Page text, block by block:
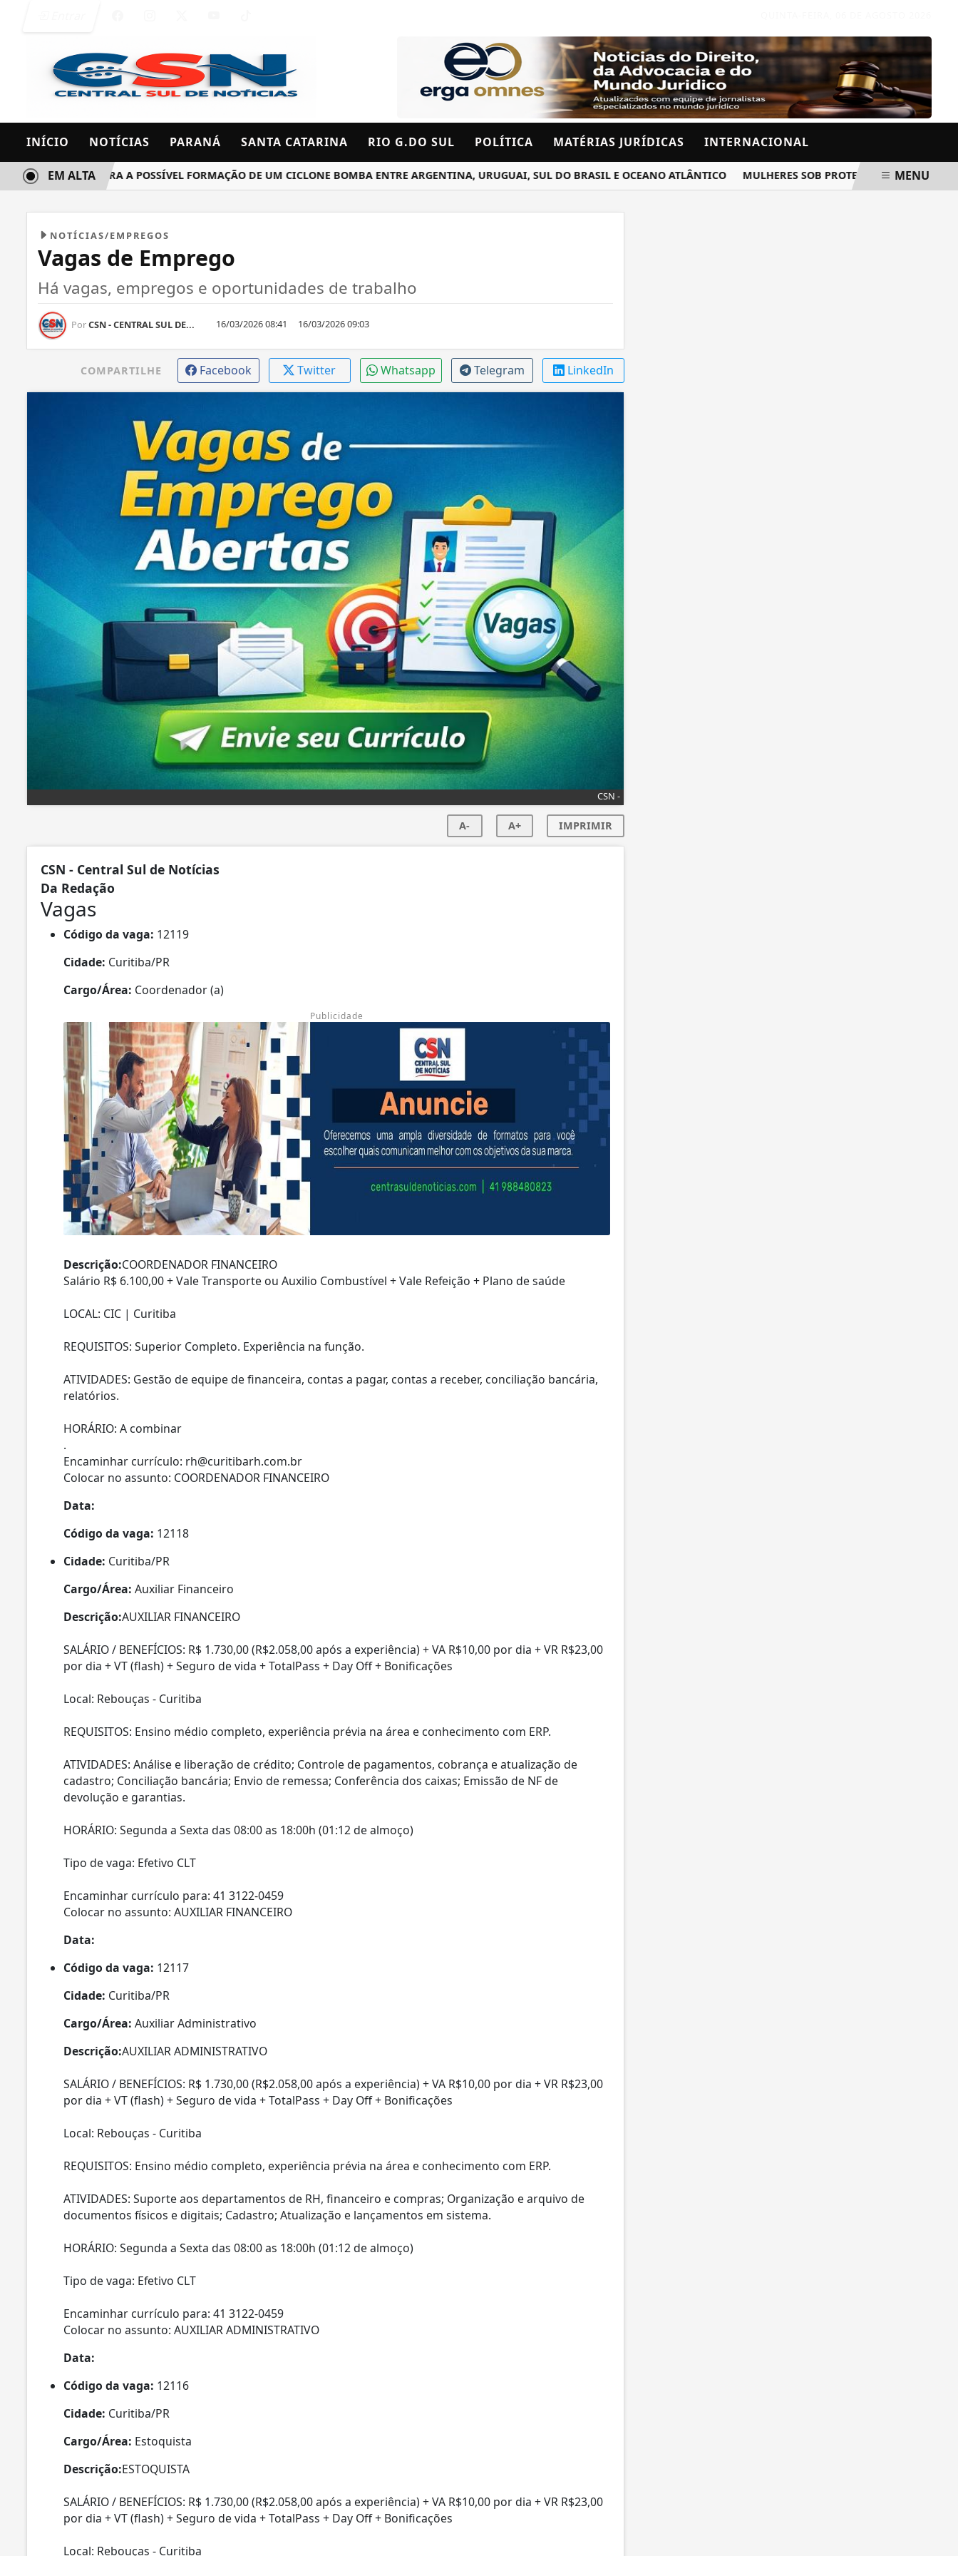
INÍCIO NOTÍCIAS PARANÁ SANTA CATARINA RIO G.DO SUL POLÍTICA MATÉRIAS JURÍDICAS INTERNACIONAL
INMET MONITORA A POSSÍVEL FORMAÇÃO DE UM CICLONE BOMBA ENTRE ARGENTINA, URUGUAI, SUL DO BRASIL E OCEANO ATLÂNTICO MULHERES SOB PROTEÇÃO RECEBERÃO AVISO
EM ALTA MENU
NOTÍCIAS/EMPREGOS
Vagas de Emprego
Há vagas, empregos e oportunidades de trabalho
PorCSN - CENTRAL SUL DE... 16/03/2026 08:41 16/03/2026 09:03
COMPARTILHE Facebook Twitter Whatsapp Telegram LinkedIn
CSN -
A- A+ IMPRIMIR
CSN - Central Sul de Notícias
Da Redação
Vagas
Código da vaga: 12119
Cidade: Curitiba/PR
Cargo/Área: Coordenador (a)
Publicidade
Descrição:COORDENADOR FINANCEIRO
Salário R$ 6.100,00 + Vale Transporte ou Auxilio Combustível + Vale Refeição + Plano de saúde
LOCAL: CIC | Curitiba
REQUISITOS: Superior Completo. Experiência na função.
ATIVIDADES: Gestão de equipe de financeira, contas a pagar, contas a receber, conciliação bancária,
relatórios.
HORÁRIO: A combinar
.
Encaminhar currículo: rh@curitibarh.com.br
Colocar no assunto: COORDENADOR FINANCEIRO
Data:
Código da vaga: 12118
Cidade: Curitiba/PR
Cargo/Área: Auxiliar Financeiro
Descrição:AUXILIAR FINANCEIRO
SALÁRIO / BENEFÍCIOS: R$ 1.730,00 (R$2.058,00 após a experiência) + VA R$10,00 por dia + VR R$23,00
por dia + VT (flash) + Seguro de vida + TotalPass + Day Off + Bonificações
Local: Rebouças - Curitiba
REQUISITOS: Ensino médio completo, experiência prévia na área e conhecimento com ERP.
ATIVIDADES: Análise e liberação de crédito; Controle de pagamentos, cobrança e atualização de
cadastro; Conciliação bancária; Envio de remessa; Conferência dos caixas; Emissão de NF de
devolução e garantias.
HORÁRIO: Segunda a Sexta das 08:00 as 18:00h (01:12 de almoço)
Tipo de vaga: Efetivo CLT
Encaminhar currículo para: 41 3122-0459
Colocar no assunto: AUXILIAR FINANCEIRO
Data:
Código da vaga: 12117
Cidade: Curitiba/PR
Cargo/Área: Auxiliar Administrativo
Descrição:AUXILIAR ADMINISTRATIVO
SALÁRIO / BENEFÍCIOS: R$ 1.730,00 (R$2.058,00 após a experiência) + VA R$10,00 por dia + VR R$23,00
por dia + VT (flash) + Seguro de vida + TotalPass + Day Off + Bonificações
Local: Rebouças - Curitiba
REQUISITOS: Ensino médio completo, experiência prévia na área e conhecimento com ERP.
ATIVIDADES: Suporte aos departamentos de RH, financeiro e compras; Organização e arquivo de
documentos físicos e digitais; Cadastro; Atualização e lançamentos em sistema.
HORÁRIO: Segunda a Sexta das 08:00 as 18:00h (01:12 de almoço)
Tipo de vaga: Efetivo CLT
Encaminhar currículo para: 41 3122-0459
Colocar no assunto: AUXILIAR ADMINISTRATIVO
Data:
Código da vaga: 12116
Cidade: Curitiba/PR
Cargo/Área: Estoquista
Descrição:ESTOQUISTA
SALÁRIO / BENEFÍCIOS: R$ 1.730,00 (R$2.058,00 após a experiência) + VA R$10,00 por dia + VR R$23,00
por dia + VT (flash) + Seguro de vida + TotalPass + Day Off + Bonificações
Local: Rebouças - Curitiba